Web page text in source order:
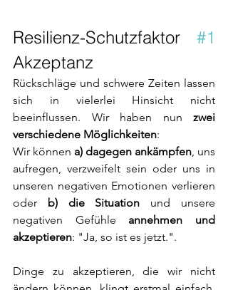
Resilienz-Schutzfaktor #1
Akzeptanz
Rückschläge und schwere Zeiten lassen
sich in vielerlei Hinsicht nicht
beeinflussen. Wir haben nun zwei
verschiedene Möglichkeiten:
Wir können a) dagegen ankämpfen, uns
aufregen, verzweifelt sein oder uns in
unseren negativen Emotionen verlieren
oder b) die Situation und unsere
negativen Gefühle annehmen und
akzeptieren: "Ja, so ist es jetzt.".
Dinge zu akzeptieren, die wir nicht